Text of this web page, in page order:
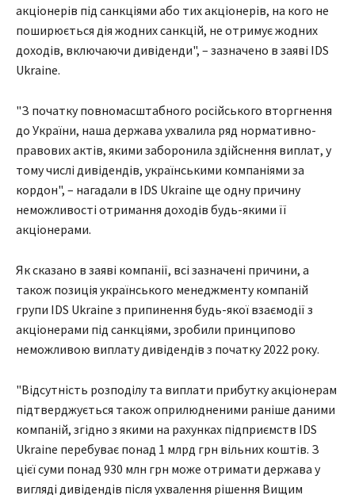
акціонерів під санкціями або тих акціонерів, на кого не
поширюється дія жодних санкцій, не отримує жодних
доходів, включаючи дивіденди", – зазначено в заяві IDS
Ukraine.
"З початку повномасштабного російського вторгнення
до України, наша держава ухвалила ряд нормативно-
правових актів, якими заборонила здійснення виплат, у
тому числі дивідендів, українськими компаніями за
кордон", – нагадали в IDS Ukraine ще одну причину
неможливості отримання доходів будь-якими її
акціонерами.
Як сказано в заяві компанії, всі зазначені причини, а
також позиція українського менеджменту компаній
групи IDS Ukraine з припинення будь-якої взаємодії з
акціонерами під санкціями, зробили принципово
неможливою виплату дивідендів з початку 2022 року.
"Відсутність розподілу та виплати прибутку акціонерам
підтверджується також оприлюдненими раніше даними
компаній, згідно з якими на рахунках підприємств IDS
Ukraine перебуває понад 1 млрд грн вільних коштів. З
цієї суми понад 930 млн грн може отримати держава у
вигляді дивідендів після ухвалення рішення Вищим